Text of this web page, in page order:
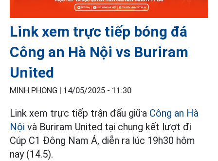
Link xem trực tiếp bóng đá
Công an Hà Nội vs Buriram
United
MINH PHONG | 14/05/2025 - 11:30
Link xem trực tiếp trận đấu giữa Công an Hà
Nội và Buriram United tại chung kết lượt đi
Cúp C1 Đông Nam Á, diễn ra lúc 19h30 hôm
nay (14.5).